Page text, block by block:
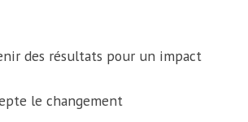
des résultats pour un impact
le changement